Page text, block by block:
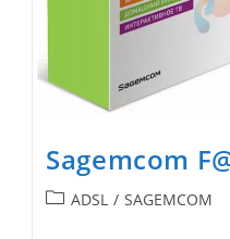
Sagemcom
Рубрика
ADSL / SAGEMCOM